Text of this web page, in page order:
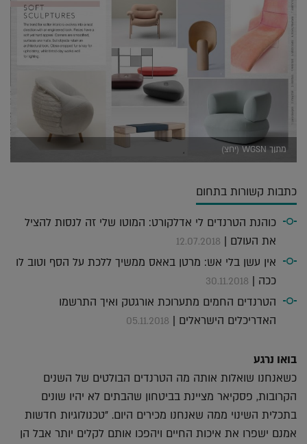
מתןך WGSN (יחצ)
כתבות קשורות בתחום
כוהנת הטרנדים לי אדלקורט: המוטו שלי זה לנסות להציל
את העולם | 12.07.2018
אין עשן בלי אש: מרטן באאס ממשיך ללכת על הסף וטוב לו
ככה | 30.11.2018
הטרנדים החמים מתערוכת אורגטק ואיך התרשמו
האדריכלים הישראלים | 05.11.2018
בואו נרגע
כשאנחנו שואלות אותה מה הטרנדים הבולטים של השנים
הקרובות, פסקיאר מציינת בביטחון שהבתים לא יהיו שונים
בתכלית השינוי ממה שאנחנו מכירים היום. "טכנולוגיות חדשות
אמנם ישפרו את איכות החיים ויהפכו אותם לקלים יותר אבל הן